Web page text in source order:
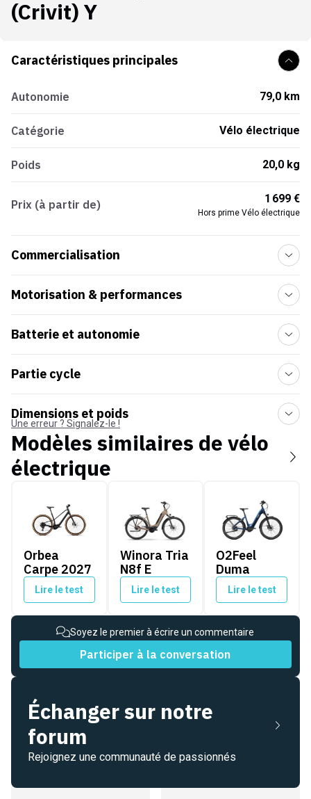
(Crivit) Y
Caractéristiques principales
Autonomie 79,0 km
Catégorie Vélo électrique
Poids 20,0 kg
Prix (à partir de) 1 699 €
Hors prime Vélo électrique
Commercialisation
Motorisation & performances
Batterie et autonomie
Partie cycle
Dimensions et poids
Une erreur ? Signalez-le !
Modèles similaires de vélo
électrique
Orbea
Carpe 2027
Lire le test
Winora Tria N8f E
Winora Tria
N8f E
Lire le test
O2Feel Duma
O2Feel
Duma
Lire le test
Soyez le premier à écrire un commentaire
Participer à la conversation
Échanger sur notre
forum
Rejoignez une communauté de passionnés